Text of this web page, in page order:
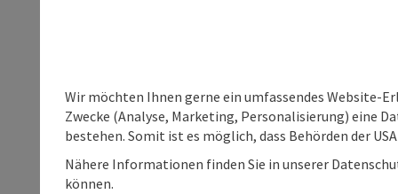
Wir möchten Ihnen gerne ein umfassendes Website-
Zwecke (Analyse, Marketing, Personalisierung) eine
bestehen. Somit ist es möglich, dass Behörden der
Nähere Informationen finden Sie in unserer
können.